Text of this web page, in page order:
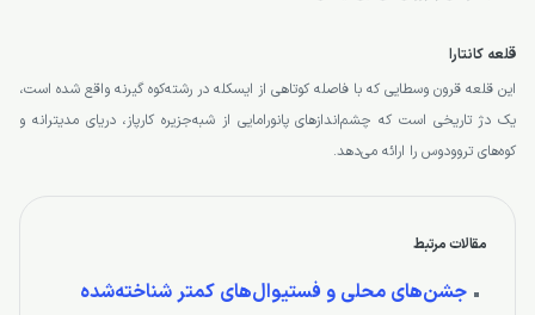
قلعه کانتارا
این قلعه قرون وسطایی که با فاصله کوتاهی از ایسکله در رشته‌کوه گیرنه واقع شده است،
یک دژ تاریخی است که چشم‌اندازهای پانورامایی از شبه‌جزیره کارپاز، دریای مدیترانه و
کوه‌های تروودوس را ارائه می‌دهد.
مقالات مرتبط
جشن‌های محلی و فستیوال‌های کمتر شناخته‌شده